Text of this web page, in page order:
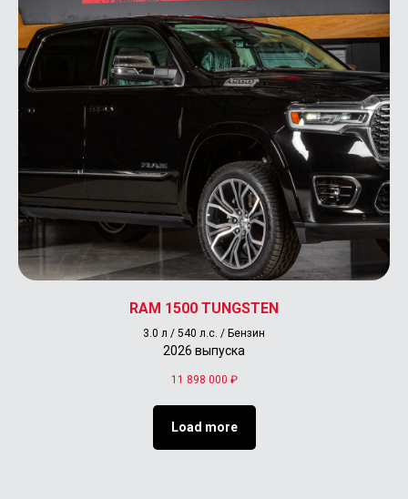
RAM 1500 TUNGSTEN
3.0 л / 540 л.с. / Бензин
2026 выпуска
11 898 000 ₽
Load more